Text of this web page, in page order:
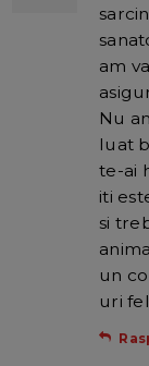
am
Nu
luat
te-ai
iti
si
un
uri